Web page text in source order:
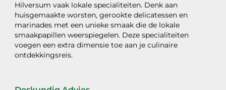
Hilversum vaak lokale specialiteiten. Denk aan
huisgemaakte worsten, gerookte delicatessen en
marinades met een unieke smaak die de lokale
smaakpapillen weerspiegelen. Deze specialiteiten
voegen een extra dimensie toe aan je culinaire
ontdekkingsreis.